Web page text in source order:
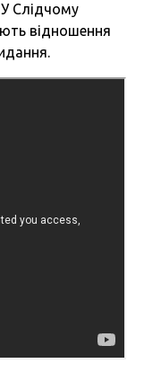
Слідчому
відношення